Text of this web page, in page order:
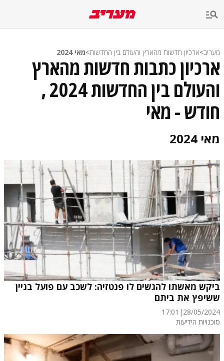
מעריב>ארכיון חדשות מהארץ והעולם בין החדשות>מאי 2024
ארכיון כתבות חדשות מהארץ
והעולם בין החדשות 2024 ,
חודש - מאי
מאי 2024
ביקש מאשתו להגשים לו פנטזיה: לשכב עם פועל בניין
ששיפץ את ביתם
28/05/2024
|
17:01
סוכנויות הידיעות